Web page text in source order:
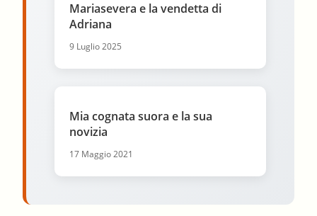
Mariasevera e la vendetta di
Adriana
9 Luglio 2025
Mia cognata suora e la sua
novizia
17 Maggio 2021